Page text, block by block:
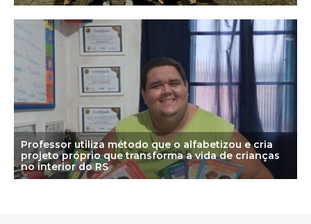
Professor utiliza método que o alfabetizou e cria
projeto próprio que transforma a vida de crianças
no interior do RS